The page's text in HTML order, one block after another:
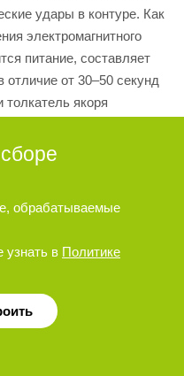
удары в контуре. Как
электромагнитного
питание, составляет
от 30–50 секунд
толкатель якоря
путем
в линии T и
доступ к которому
чехла 2 с
обрабатываемые
в Политике